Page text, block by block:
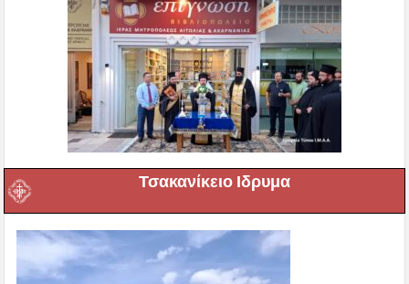
Τσακανίκειο Ιδρυμα